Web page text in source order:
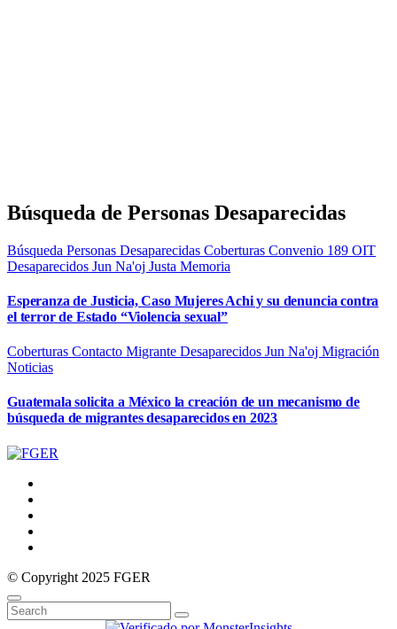
Búsqueda de Personas Desaparecidas
Búsqueda Personas Desaparecidas Coberturas Convenio 189 OIT
Desaparecidos Jun Na'oj Justa Memoria
Esperanza de Justicia, Caso Mujeres Achi y su denuncia contra
el terror de Estado “Violencia sexual”
Coberturas Contacto Migrante Desaparecidos Jun Na'oj Migración
Noticias
Guatemala solicita a México la creación de un mecanismo de
búsqueda de migrantes desaparecidos en 2023
© Copyright 2025 FGER